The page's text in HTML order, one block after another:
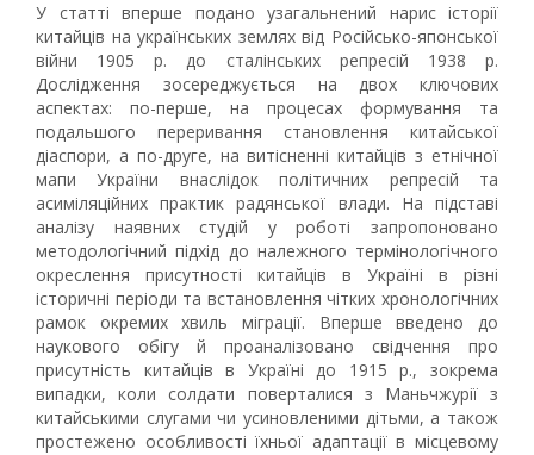
У статті вперше подано узагальнений нарис історії
китайців на українських землях від Російсько-японської
війни 1905 р. до сталінських репресій 1938 р.
Дослідження зосереджується на двох ключових
аспектах: по-перше, на процесах формування та
подальшого переривання становлення китайської
діаспори, а по-друге, на витісненні китайців з етнічної
мапи України внаслідок політичних репресій та
асиміляційних практик радянської влади. На підставі
аналізу наявних студій у роботі запропоновано
методологічний підхід до належного термінологічного
окреслення присутності китайців в Україні в різні
історичні періоди та встановлення чітких хронологічних
рамок окремих хвиль міграції. Вперше введено до
наукового обігу й проаналізовано свідчення про
присутність китайців в Україні до 1915 р., зокрема
випадки, коли солдати поверталися з Маньчжурії з
китайськими слугами чи усиновленими дітьми, а також
простежено особливості їхньої адаптації в місцевому